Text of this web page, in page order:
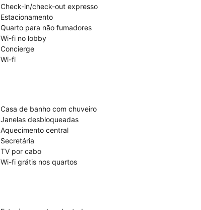
Check-in/check-out expresso
Estacionamento
Quarto para não fumadores
Wi-fi no lobby
Concierge
Wi-fi
Casa de banho com chuveiro
Janelas desbloqueadas
Aquecimento central
Secretária
TV por cabo
Wi-fi grátis nos quartos